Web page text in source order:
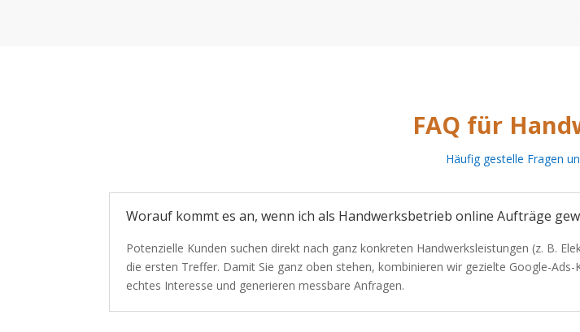
FAQ für
Häufig gestelle Fragen
Worauf kommt es an, wenn ich als Handwerksbetrieb online Aufträge
Potenzielle Kunden suchen direkt nach ganz konkreten Handwerksleistungen (z. B.
die ersten Treffer. Damit Sie ganz oben stehen, kombinieren wir gezielte Google-
echtes Interesse und generieren messbare Anfragen.